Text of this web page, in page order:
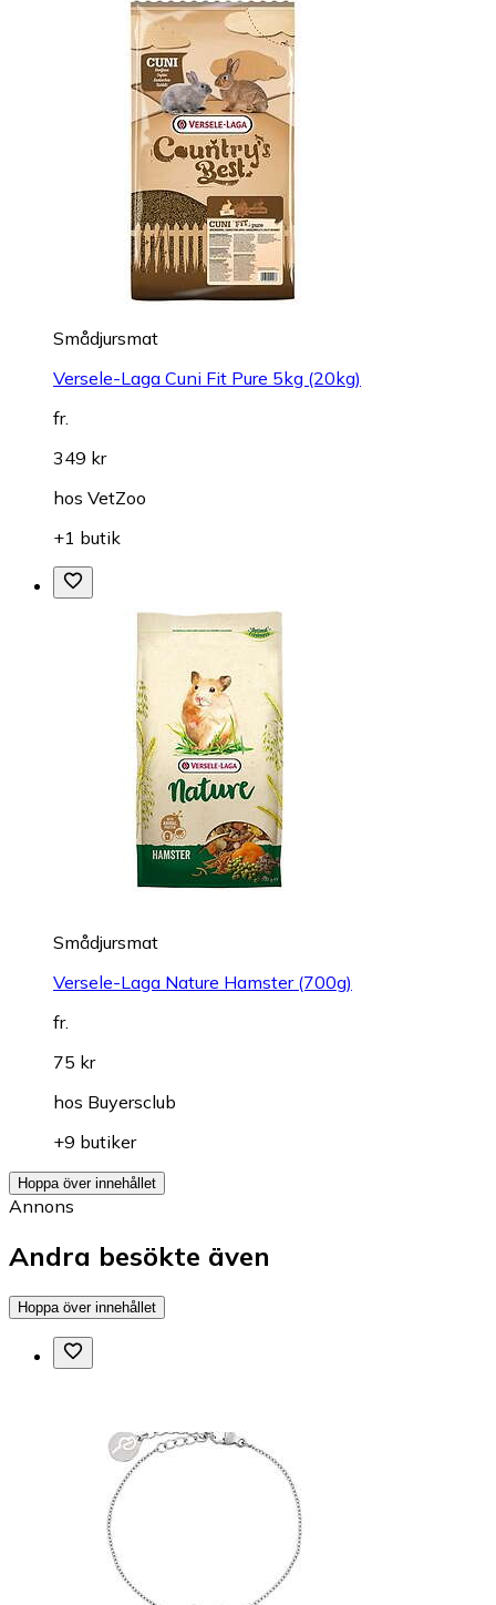
Smådjursmat
Versele-Laga Cuni Fit Pure 5kg (20kg)
fr.
349 kr
hos VetZoo
+1 butik
Smådjursmat
Versele-Laga Nature Hamster (700g)
fr.
75 kr
hos Buyersclub
+9 butiker
Hoppa över innehållet
Annons
Andra besökte även
Hoppa över innehållet